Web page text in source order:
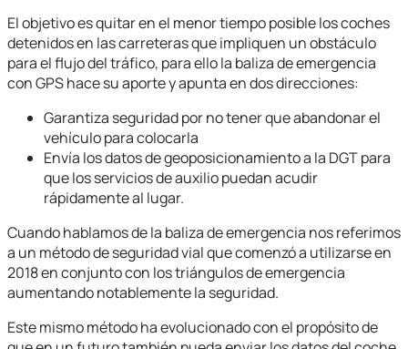
El objetivo es quitar en el menor tiempo posible los coches
detenidos en las carreteras que impliquen un obstáculo
para el flujo del tráfico, para ello la baliza de emergencia
con GPS hace su aporte y apunta en dos direcciones:
Garantiza seguridad por no tener que abandonar el
vehículo para colocarla
Envía los datos de geoposicionamiento a la DGT para
que los servicios de auxilio puedan acudir
rápidamente al lugar.
Cuando hablamos de la baliza de emergencia nos referimos
a un método de seguridad vial que comenzó a utilizarse en
2018 en conjunto con los triángulos de emergencia
aumentando notablemente la seguridad.
Este mismo método ha evolucionado con el propósito de